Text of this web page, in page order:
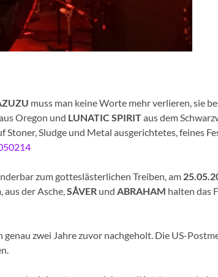
muss man keine Worte mehr verlieren, sie
Oregon und LUNATIC SPIRITaus dem
Stoner, Sludge und Metal ausgerichtetes, feines
zum gotteslästerlichen Treiben, am
aus der Asche,SÅVER und ABRAHAM halten das
zwei Jahre zuvor nachgeholt. Die US-